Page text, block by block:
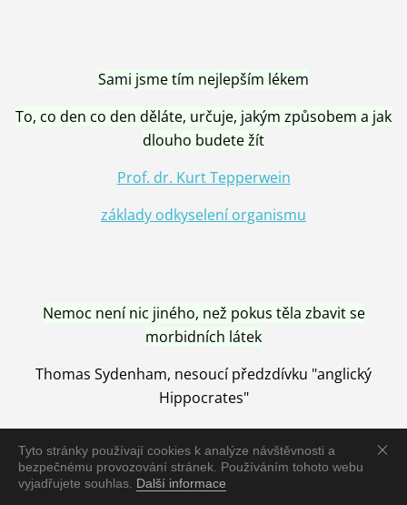
Tyto stránky používají cookies k analýze návštěvnosti a
bezpečnému provozování stránek. Používáním tohoto webu
vyjadřujete souhlas. Další informace
Sami jsme tím nejlepším lékem
To, co den co den děláte, určuje, jakým způsobem a jak
dlouho budete žít
Prof. dr. Kurt Tepperwein
základy odkyselení organismu
Nemoc není nic jiného, než pokus těla zbavit se
morbidních látek
Thomas Sydenham, nesoucí předzdívku "anglický
Hippocrates"
Nemoc je vyléčena jen pomocí Přírody, neutralizací a